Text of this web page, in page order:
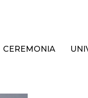
CEREMONIA